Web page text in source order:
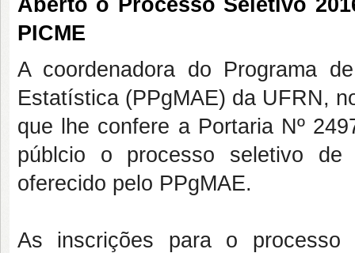
Aberto o Processo Seletivo
PICME
A coordenadora do Programa
Estatística (PPgMAE) da UFRN,
que lhe confere a Portaria Nº
públcio o processo seletivo
oferecido pelo PPgMAE.
As inscrições para o processo